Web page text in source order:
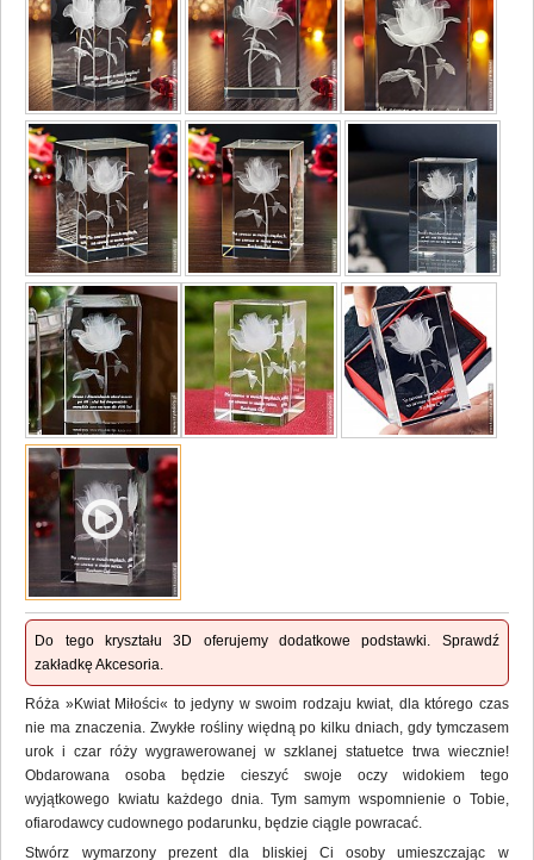
Do tego kryształu 3D oferujemy dodatkowe podstawki. Sprawdź
zakładkę Akcesoria.
Róża »Kwiat Miłości« to jedyny w swoim rodzaju kwiat, dla którego czas
nie ma znaczenia. Zwykłe rośliny więdną po kilku dniach, gdy tymczasem
urok i czar róży wygrawerowanej w szklanej statuetce trwa wiecznie!
Obdarowana osoba będzie cieszyć swoje oczy widokiem tego
wyjątkowego kwiatu każdego dnia. Tym samym wspomnienie o Tobie,
ofiarodawcy cudownego podarunku, będzie ciągle powracać.
Stwórz wymarzony prezent dla bliskiej Ci osoby umieszczając w